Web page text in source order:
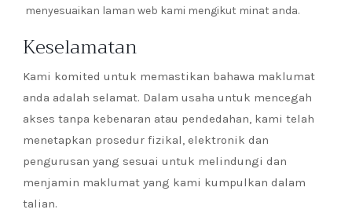
menyesuaikan laman web kami mengikut minat anda.
Keselamatan
Kami komited untuk memastikan bahawa maklumat
anda adalah selamat. Dalam usaha untuk mencegah
akses tanpa kebenaran atau pendedahan, kami telah
menetapkan prosedur fizikal, elektronik dan
pengurusan yang sesuai untuk melindungi dan
menjamin maklumat yang kami kumpulkan dalam
talian.